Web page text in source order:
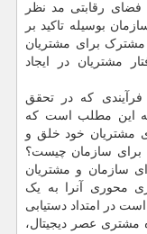
فضای رقابتی مد نظر
بوسیله تاکید بر
مشترک برای مشتریان
مشتریان در ایجاد
که در تحقق
به این مطلب است که
مشتریان خود خلق و
برای سازمان چیست؟
سازمان و مشتریان
محوری آنرا به یک
در امتداد دستیابی
مشتری عصر دیجیتال،